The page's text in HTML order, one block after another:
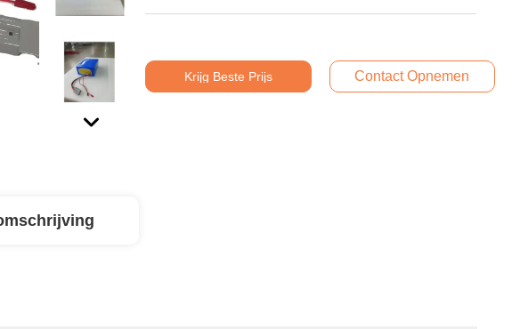
Krijg Beste Prijs Contact Opnemen